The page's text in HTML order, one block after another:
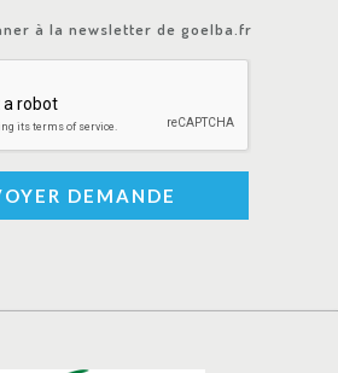
à la newsletter de goelba.fr
DEMANDE